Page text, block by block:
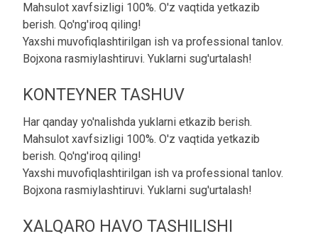
Mahsulot xavfsizligi 100%. O'z vaqtida yetkazib
berish. Qo'ng'iroq qiling!
Yaxshi muvofiqlashtirilgan ish va professional tanlov.
Bojxona rasmiylashtiruvi. Yuklarni sug'urtalash!
KONTEYNER TASHUV
Har qanday yo'nalishda yuklarni etkazib berish.
Mahsulot xavfsizligi 100%. O'z vaqtida yetkazib
berish. Qo'ng'iroq qiling!
Yaxshi muvofiqlashtirilgan ish va professional tanlov.
Bojxona rasmiylashtiruvi. Yuklarni sug'urtalash!
XALQARO HAVO TASHILISHI